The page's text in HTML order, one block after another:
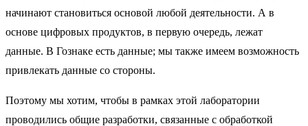
начинают становиться основой любой деятельности. А в
основе цифровых продуктов, в первую очередь, лежат
данные. В Гознаке есть данные; мы также имеем возможность
привлекать данные со стороны.
Поэтому мы хотим, чтобы в рамках этой лаборатории
проводились общие разработки, связанные с обработкой